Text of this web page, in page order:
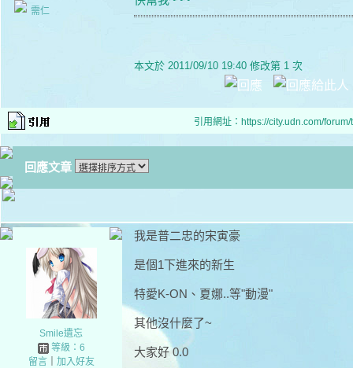
需仁
本文於 2011/09/10 19:40 修改第 1 次
引用網址：https://city.udn.com/
回應文章
Smile遺忘
等級：6
留言｜ 加入好友
我是普二忠的宋寅豪
是個1下進來的新生
特愛K-ON、夏娜..等"動漫"
其他沒什麼了~
大家好 0.0